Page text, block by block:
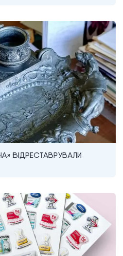
ВІДРЕСТАВРУВАЛИ